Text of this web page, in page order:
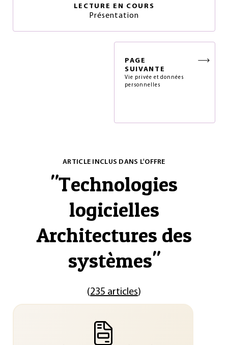
LECTURE EN COURS
Présentation
PAGE
SUIVANTE
Vie privée et données
personnelles
ARTICLE INCLUS DANS L'OFFRE
"Technologies
logicielles
Architectures des
systèmes"
(235 articles)